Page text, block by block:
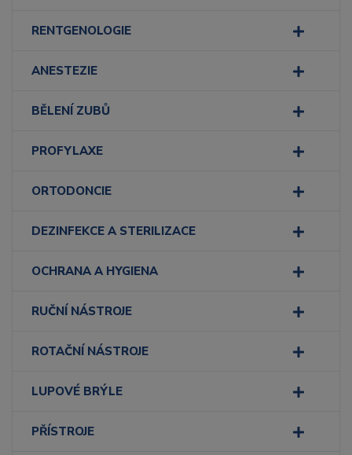
RENTGENOLOGIE
ANESTEZIE
BĚLENÍ ZUBŮ
PROFYLAXE
ORTODONCIE
DEZINFEKCE A STERILIZACE
OCHRANA A HYGIENA
RUČNÍ NÁSTROJE
ROTAČNÍ NÁSTROJE
LUPOVÉ BRÝLE
PŘÍSTROJE